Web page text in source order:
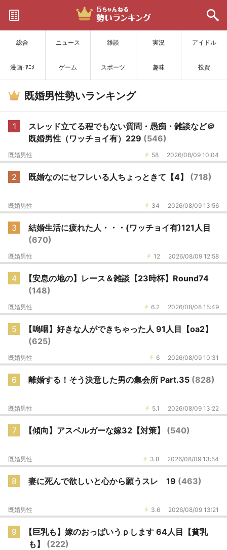
総合 ニュース 雑談 実況 アイドル
漫画･ｱﾆﾒ ゲーム スポーツ 趣味 投資
サイトを更新
既婚男性勢いランキング
1
スレッド立てる程でもない質問・愚痴・雑談など＠
既婚男性（ワッチョイ有）229 (546)
58 2026/08/09 10:04
既婚男性
2 既婚なのにセフレいる人ちょっときて【4】 (718)
34 2026/08/09 13:56
既婚男性
3
結婚生活に疲れた人・・・(ワッチョイ有)121人目
(670)
12 2026/08/09 12:58
既婚男性
4
【安息の地の】レース＆雑談【23時杯】Round74
(148)
6.2 2026/08/08 15:49
既婚男性
5
【嗚咽】好きな人ができちゃった人 91人目【oa2】
(625)
6 2026/08/09 10:31
既婚男性
6 離婚する！そう決意した男の集会所 Part.35 (828)
5.1 2026/08/09 13:22
既婚男性
7 【傾向】アスペルガーな嫁32【対策】 (540)
3.8 2026/08/09 13:54
既婚男性
8 妻に死んで欲しいと心から願うスレ 19 (463)
3.6 2026/08/09 13:21
既婚男性
9
【巨乳も】嫁のおっぱいうｐします 64人目【貧乳
も】 (222)